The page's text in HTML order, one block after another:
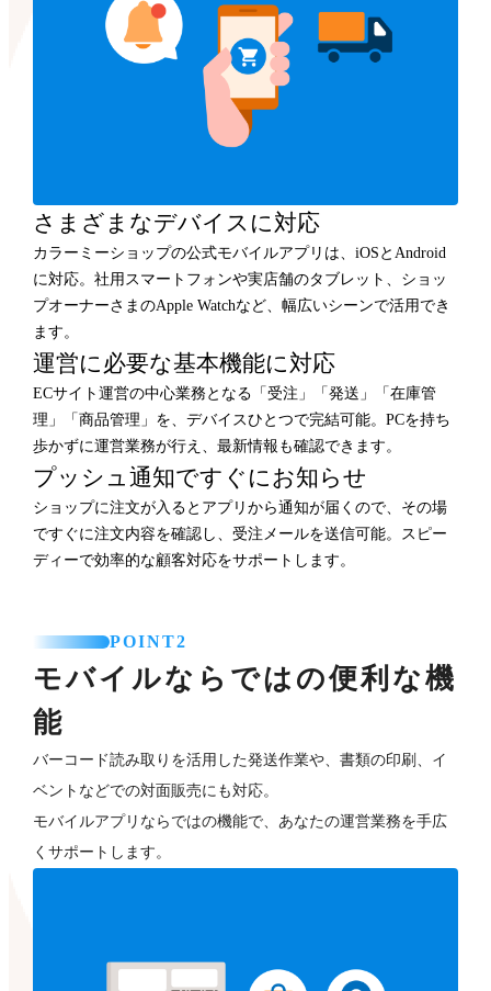
さまざまなデバイスに対応
カラーミーショップの公式モバイルアプリは、iOSとAndroid
に対応。社用スマートフォンや実店舗のタブレット、ショッ
プオーナーさまのApple Watchなど、幅広いシーンで活用でき
ます。
運営に必要な基本機能に対応
ECサイト運営の中心業務となる「受注」「発送」「在庫管
理」「商品管理」を、デバイスひとつで完結可能。PCを持ち
歩かずに運営業務が行え、最新情報も確認できます。
プッシュ通知ですぐにお知らせ
ショップに注文が入るとアプリから通知が届くので、その場
ですぐに注文内容を確認し、受注メールを送信可能。スピー
ディーで効率的な顧客対応をサポートします。
POINT2
モバイルならではの便利な機
能
バーコード読み取りを活用した発送作業や、書類の印刷、イ
ベントなどでの対面販売にも対応。
モバイルアプリならではの機能で、あなたの運営業務を手広
くサポートします。